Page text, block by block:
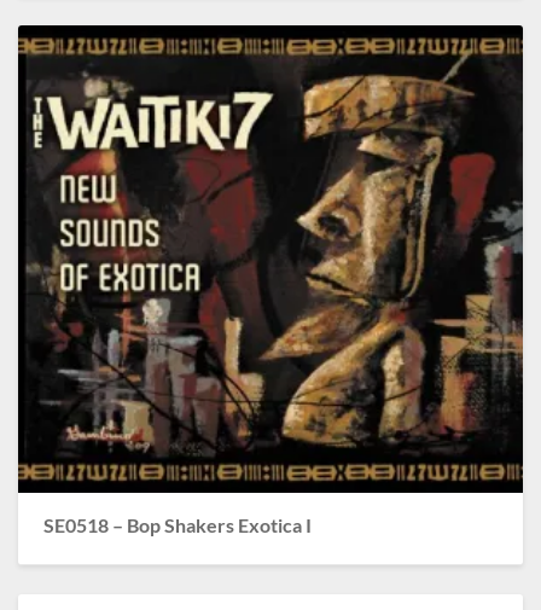
SE0518 – Bop Shakers Exotica I